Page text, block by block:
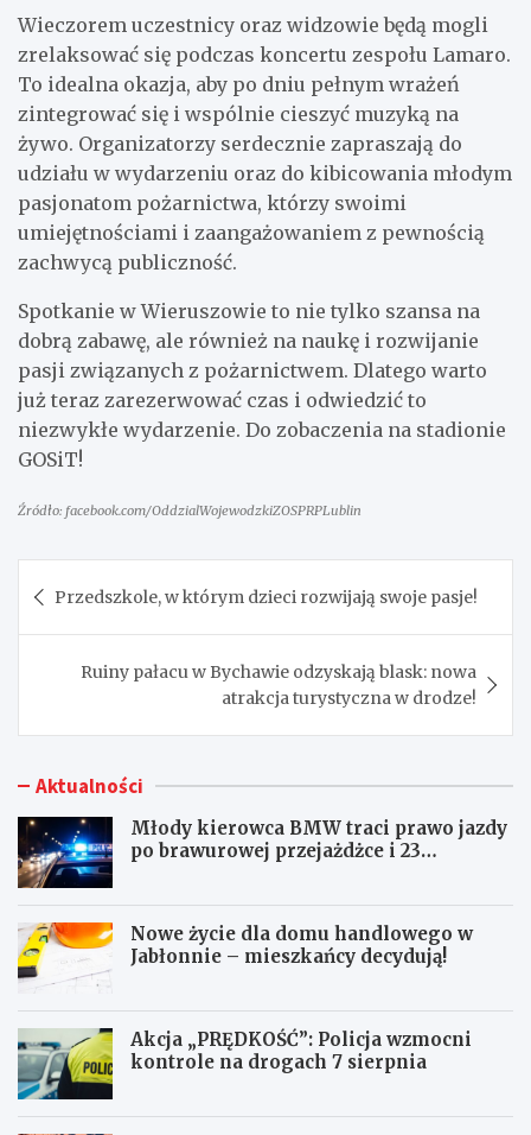
Wieczorem uczestnicy oraz widzowie będą mogli
zrelaksować się podczas koncertu zespołu Lamaro.
To idealna okazja, aby po dniu pełnym wrażeń
zintegrować się i wspólnie cieszyć muzyką na
żywo. Organizatorzy serdecznie zapraszają do
udziału w wydarzeniu oraz do kibicowania młodym
pasjonatom pożarnictwa, którzy swoimi
umiejętnościami i zaangażowaniem z pewnością
zachwycą publiczność.
Spotkanie w Wieruszowie to nie tylko szansa na
dobrą zabawę, ale również na naukę i rozwijanie
pasji związanych z pożarnictwem. Dlatego warto
już teraz zarezerwować czas i odwiedzić to
niezwykłe wydarzenie. Do zobaczenia na stadionie
GOSiT!
Źródło: facebook.com/OddzialWojewodzkiZOSPRPLublin
wpisu
Przedszkole, w którym dzieci rozwijają swoje pasje!
Ruiny pałacu w Bychawie odzyskają blask: nowa
atrakcja turystyczna w drodze!
Aktualności
Młody kierowca BMW traci prawo jazdy
po brawurowej przejażdżce i 23
Nowe życie dla domu handlowego w
Jabłonnie – mieszkańcy decydują!
Akcja „PRĘDKOŚĆ”: Policja wzmocni
kontrole na drogach 7 sierpnia